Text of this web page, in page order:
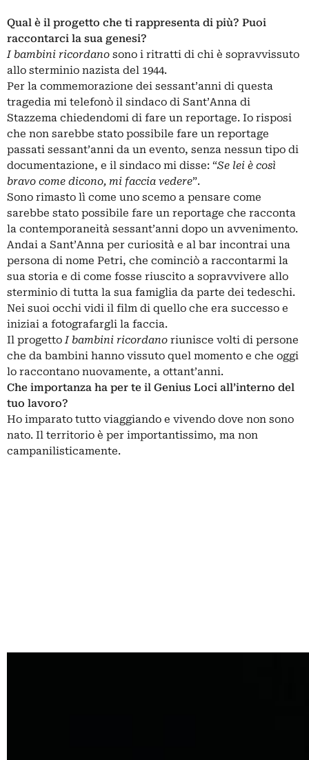
Qual è il progetto che ti rappresenta di più? Puoi
raccontarci la sua genesi?
I bambini ricordano sono i ritratti di chi è sopravvissuto
allo sterminio nazista del 1944.
Per la commemorazione dei sessant’anni di questa
tragedia mi telefonò il sindaco di Sant’Anna di
Stazzema chiedendomi di fare un reportage. Io risposi
che non sarebbe stato possibile fare un reportage
passati sessant’anni da un evento, senza nessun tipo di
documentazione, e il sindaco mi disse: “Se lei è così
bravo come dicono, mi faccia vedere”.
Sono rimasto lì come uno scemo a pensare come
sarebbe stato possibile fare un reportage che racconta
la contemporaneità sessant’anni dopo un avvenimento.
Andai a Sant’Anna per curiosità e al bar incontrai una
persona di nome Petri, che cominciò a raccontarmi la
sua storia e di come fosse riuscito a sopravvivere allo
sterminio di tutta la sua famiglia da parte dei tedeschi.
Nei suoi occhi vidi il film di quello che era successo e
iniziai a fotografargli la faccia.
Il progettoI bambini ricordano riunisce volti di persone
che da bambini hanno vissuto quel momento e che oggi
lo raccontano nuovamente, a ottant’anni.
Che importanza ha per te il Genius Loci all’interno del
tuo lavoro?
Ho imparato tutto viaggiando e vivendo dove non sono
nato. Il territorio è per importantissimo, ma non
campanilisticamente.